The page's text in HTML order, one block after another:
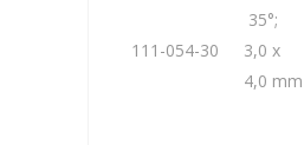
111-054-30
35°;
3,0 x
4,0 mm